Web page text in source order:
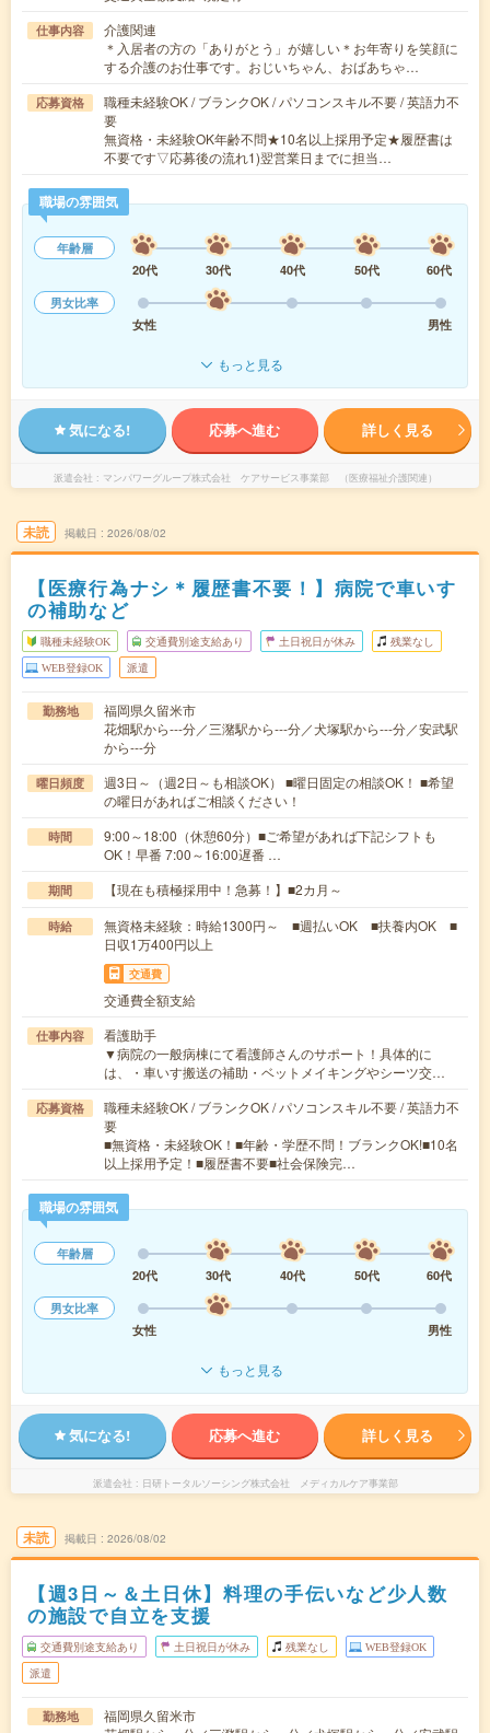
仕事内容
介護関連
＊入居者の方の「ありがとう」が嬉しい＊お年寄りを笑顔に
する介護のお仕事です。おじいちゃん、おばあちゃ…
応募資格
職種未経験OK / ブランクOK / パソコンスキル不要 / 英語力不
要
無資格・未経験OK年齢不問★10名以上採用予定★履歴書は
不要です▽応募後の流れ1)翌営業日までに担当…
職場の雰囲気
年齢層
20代
30代 40代 50代
60代
男女比率
女性
男性
もっと見る
気になる! 応募へ進む 詳しく見る
派遣会社 マンパワーグループ株式会社 ケアサービス事業部 （医療福祉介護関連）
未読 掲載日 2026/08/02
【医療行為ナシ＊履歴書不要！】病院で車いす
の補助など
職種未経験OK 交通費別途支給あり 土日祝日が休み 残業なし
WEB登録OK 派遣
勤務地
福岡県久留米市
花畑駅から---分／三潴駅から---分／犬塚駅から---分／安武駅
から---分
曜日頻度
週3日～（週2日～も相談OK） ■曜日固定の相談OK！ ■希望
の曜日があればご相談ください！
時間
9:00～18:00（休憩60分）■ご希望があれば下記シフトも
OK！早番 7:00～16:00遅番 …
期間 【現在も積極採用中！急募！】■2カ月～
時給
無資格未経験：時給1300円～ ■週払いOK ■扶養内OK ■
日収1万400円以上
交通費
交通費全額支給
仕事内容
看護助手
▼病院の一般病棟にて看護師さんのサポート！具体的に
は、・車いす搬送の補助・ベットメイキングやシーツ交…
応募資格
職種未経験OK / ブランクOK / パソコンスキル不要 / 英語力不
要
■無資格・未経験OK！■年齢・学歴不問！ブランクOK!■10名
以上採用予定！■履歴書不要■社会保険完…
職場の雰囲気
年齢層
20代
30代 40代 50代
60代
男女比率
女性
男性
もっと見る
気になる! 応募へ進む 詳しく見る
派遣会社 日研トータルソーシング株式会社 メディカルケア事業部
未読 掲載日 2026/08/02
【週3日～＆土日休】料理の手伝いなど少人数
の施設で自立を支援
交通費別途支給あり 土日祝日が休み 残業なし WEB登録OK
派遣
勤務地
福岡県久留米市